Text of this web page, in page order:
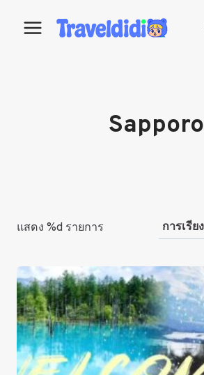
Sapporo
แสดง %d รายการ